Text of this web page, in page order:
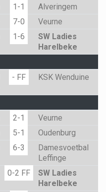
1-1 Alveringem
7-0 Veurne
1-6
SW Ladies
Harelbeke
- FF KSK Wenduine
2-1 Veurne
5-1 Oudenburg
6-3
Damesvoetbal
Leffinge
0-2 FF
SW Ladies
Harelbeke